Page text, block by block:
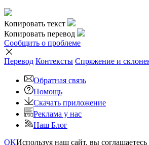
Копировать текст
Копировать перевод
Сообщить о проблеме
Перевод Контексты Спряжение и
Обратная связь
Помощь
Скачать приложение
Реклама у нас
Наш Блог
OKИспользуя наш сайт, вы